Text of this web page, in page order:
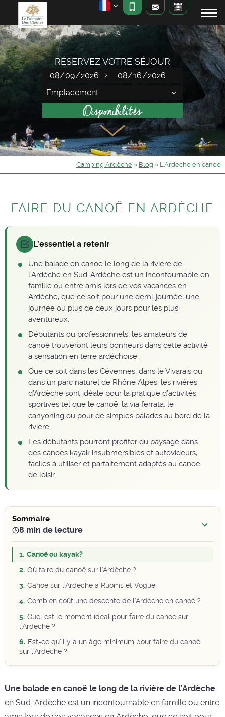
RÉSERVEZ VOTRE SÉJOUR
Camping Ardèche » Blog » L'Ardèche en canoe
FAIRE DU CANOË EN ARDÈCHE
L’essentiel a retenir
Une balade en canoë le long de la rivière de
l’Ardèche en Sud-Ardèche est un incontournable en
famille ou entre amis lors de vos vacances en
Ardèche, que ce soit pour une demi-journée, une
journée ou plus de deux jours pour les plus
aventureux.
Débutants ou professionnels, les amateurs de
canoë trouveront leurs bonheurs dans cette activité
à sensation en terre ardéchoise.
Que ce soit dans les Cévennes, dans le Vivarais ou
dans un parc naturel de Rhône Alpes, les rivières
d’Ardèche sont idéale pour la pratique d’activités
sportives tel que le canoë, la via ferrata, le
canyoning ou pour de simples balades au bord de la
rivière.
Les débutants pourront profiter du paysage dans
des canoës kayak insubmersibles et autovideurs,
faciles à utiliser et parfaitement adaptés au canoë
de loisir.
Sommaire
8 min de lecture
Canoë ou kayak?
Où faire du canoë sur l’Ardèche ?
Canoë sur l’Ardèche à Ruoms et Vogüé
Combien coût une descente de l’Ardèche en canoë ?
Quel est le moment idéal pour faire du canoë sur
l’Ardèche ?
Est-ce qu’il y a un âge minimum pour faire du canoë
sur l’Ardèche ?
Une balade en canoë le long de la rivière de l’Ardèche
en Sud-Ardèche est un incontournable en famille ou entre